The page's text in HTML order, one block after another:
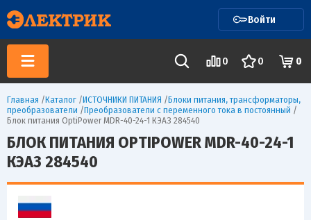
Войти
0 0 0
Главная /Каталог /ИСТОЧНИКИ ПИТАНИЯ /Блоки питания, трансформаторы,
преобразователи /Преобразователи с переменного тока в постоянный /
Блок питания OptiPower MDR-40-24-1 КЭАЗ 284540
БЛОК ПИТАНИЯ OPTIPOWER MDR-40-24-1
КЭАЗ 284540